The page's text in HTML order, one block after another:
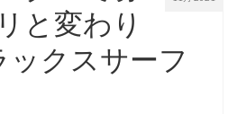
と変わり
ックスサーフ